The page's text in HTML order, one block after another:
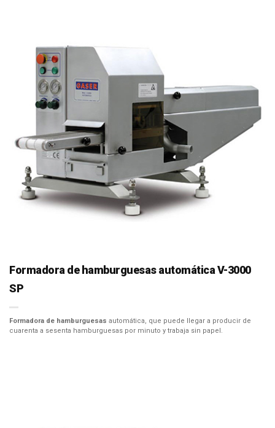
Formadora de hamburguesas automática V-3000
SP
Formadora de hamburguesas automática, que puede llegar a producir de
cuarenta a sesenta hamburguesas por minuto y trabaja sin papel.